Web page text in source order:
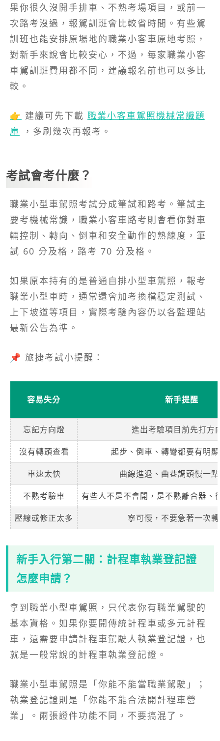
果你很久沒開手排車、不熟考場項目，或前一
次路考沒過，報駕訓班會比較省時間。有些駕
訓班也能安排原場地的職業小客車原地考照，
對新手來說會比較安心，不過，每家職業小客
車駕訓班費用都不同，建議報名前也可以多比
較。
👉 建議可先下載 職業小客車駕照機械常識題
庫 ，多刷幾次再報考。
考試會考什麼？
職業小型車駕照考試分成筆試和路考。筆試主
要考機械常識，職業小客車路考則會看你對車
輛控制、轉向、倒車和安全動作的熟練度，筆
試 60 分及格，路考 70 分及格。
如果原本持有的是普通自排小型車駕照，報考
職業小型車時，通常還會加考換檔穩定測試、
上下坡道等項目，實際考驗內容仍以各監理站
最新公告為準。
📌 旅捷考試小提醒：
容易失分 新手提醒
忘記方向燈 進出考驗項目前先打方
沒有轉頭查看 起步、倒車、轉彎都要有明
車速太快 曲線進退、曲巷調頭慢一
不熟考驗車 有些人不是不會開，是不熟離合器、
壓線或修正太多 寧可慢，不要急著一次
新手入行第二關：計程車執業登記證
怎麼申請？
拿到職業小型車駕照，只代表你有職業駕駛的
基本資格。如果你要開傳統計程車或多元計程
車，還需要申請計程車駕駛人執業登記證，也
就是一般常說的計程車執業登記證。
職業小型車駕照是「你能不能當職業駕駛」；
執業登記證則是「你能不能合法開計程車營
業」。兩張證件功能不同，不要搞混了。